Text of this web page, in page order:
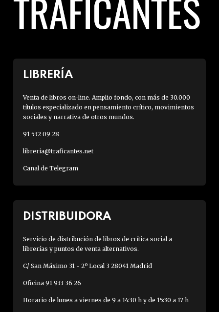
LIBRERÍA
Venta de libros on-line. Amplio fondo, con más de 30.000
títulos especializado en pensamiento crítico, movimientos
sociales y narrativa de otros mundos.
91 532 09 28
libreria@traficantes.net
Canal de Telegram
DISTRIBUIDORA
Servicio de distribución de libros de crítica social a
librerías y puntos de venta alternativos.
C/ San Máximo 31 - 2º Local 3 28041 Madrid
Oficina 91 933 36 26
Horario de lunes a viernes de 9 a 14:30 h y de 15:30 a 17 h